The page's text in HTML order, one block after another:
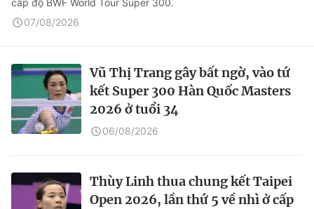
cấp độ BWF World Tour Super 300.
07/08/2026
Vũ Thị Trang gây bất ngờ, vào tứ
kết Super 300 Hàn Quốc Masters
2026 ở tuổi 34
06/08/2026
Thùy Linh thua chung kết Taipei
Open 2026, lần thứ 5 về nhì ở cấp